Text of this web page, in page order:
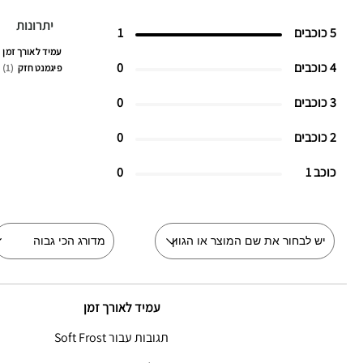
5 כוכבים 1
4 כוכבים 0
3 כוכבים 0
2 כוכבים 0
כוכב 1 0
יתרונות
עמיד לאורך זמן
פיגמנט חזק
1
עמיד לאורך זמן
תגובות עבור Soft Frost